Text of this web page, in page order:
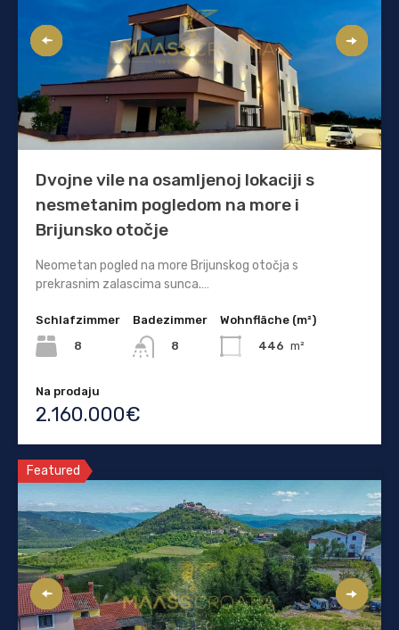
Dvojne vile na osamljenoj lokaciji s
nesmetanim pogledom na more i
Brijunsko otočje
Neometan pogled na more Brijunskog otočja s
prekrasnim zalascima sunca.…
Schlafzimmer
8
Badezimmer
8
Wohnfläche (m²)
446 m²
Na prodaju
2.160.000€
Featured